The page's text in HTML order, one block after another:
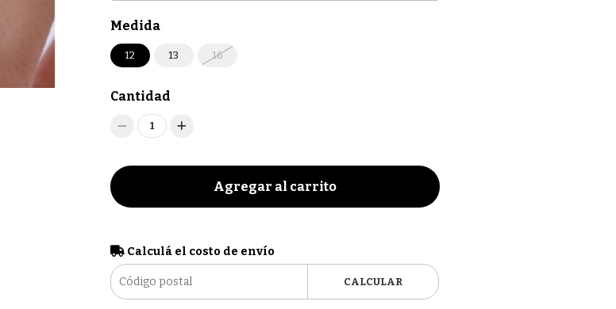
Medida
12 13 16
Cantidad
1
Agregar al carrito
Calculá el costo de envío
CALCULAR